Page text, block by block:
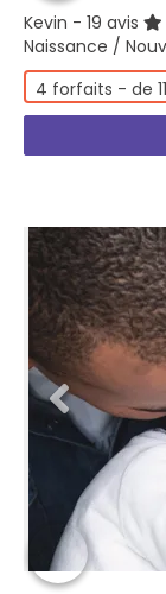
Kevin - 19 avis
Naissance /
4 forfaits - de